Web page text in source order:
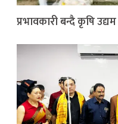
प्रभावकारी बन्दै कृषि